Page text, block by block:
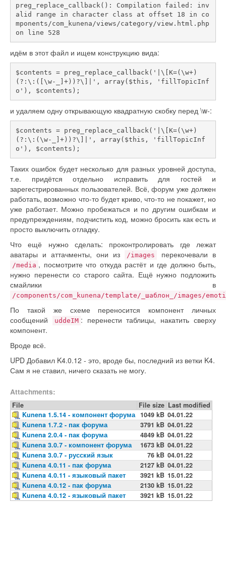
preg_replace_callback(): Compilation failed: inv
alid range in character class at offset 18 in co
mponents/com_kunena/views/category/view.html.php
on line 528
идём в этот файл и ищем конструкцию вида:
$contents = preg_replace_callback('|\[K=(\w+)
(?:\:([\w-_]+))?\]|', array($this, 'fillTopicInf
o'), $contents);
и удаляем одну открывающую квадратную скобку перед \w-:
$contents = preg_replace_callback('|\[K=(\w+)
(?:\:(\w-_]+))?\]|', array($this, 'fillTopicInf
o'), $contents);
Таких ошибок будет несколько для разных уровней доступа,
т.е. придётся отдельно исправить для гостей и
зарегестрированных пользователей. Всё, форум уже должен
работать, возможно что-то будет криво, что-то не покажет, но
уже работает. Можно пробежаться и по другим ошибкам и
предупреждениям, подчистить код, можно бросить как есть и
просто выключить отладку.
Что ещё нужно сделать: проконтролировать где лежат
аватары и аттачменты, они из
/images перекочевали в
/media , посмотрите что откуда растёт и где должно быть,
нужно перенести со старого сайта. Ещё нужно подложить
смайлики в
/components/com_kunena/template/_шаблон_/images/
По такой же схеме переносится компонент личных
сообщений
uddeIM : перенести таблицы, накатить сверху
компонент.
Вроде всё.
UPD Добавил K4.0.12 - это, вроде бы, последний из ветки K4.
Сам я не ставил, ничего сказать не могу.
Attachments:
File File size Last modified
Kunena 1.5.14 - компонент форума 1049 kB 04.01.22
Kunena 1.7.2 - пак форума
3791 kB 04.01.22
Kunena 2.0.4 - пак форума
4849 kB 04.01.22
Kunena 3.0.7 - компонент форума
1673 kB 04.01.22
Kunena 3.0.7 - русский язык
76 kB 04.01.22
Kunena 4.0.11 - пак форума
2127 kB 04.01.22
Kunena 4.0.11 - языковый пакет
3921 kB 15.01.22
Kunena 4.0.12 - пак форума
2130 kB 15.01.22
Kunena 4.0.12 - языковый пакет
3921 kB 15.01.22